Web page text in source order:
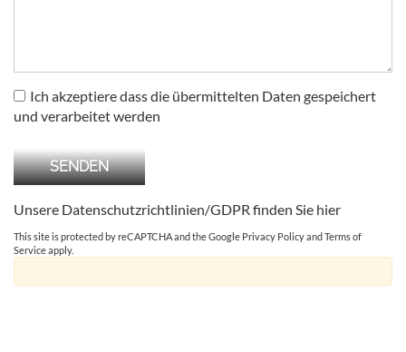
Ich akzeptiere dass die übermittelten Daten gespeichert
und verarbeitet werden
Unsere Datenschutzrichtlinien/GDPR finden Sie hier
This site is protected by reCAPTCHA and the Google Privacy PolicyandTerms of
Serviceapply.